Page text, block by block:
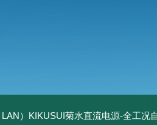
LAN）KIKUSUI菊水直流电源-全工况